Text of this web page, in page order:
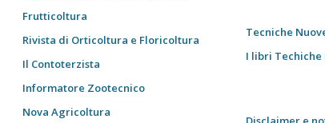
Frutticoltura
Rivista di Orticoltura e Floricoltura
Il Contoterzista
Informatore Zootecnico
Nova Agricoltura
Tecniche
I libri Techiche